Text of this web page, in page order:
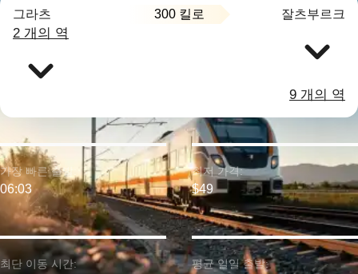
그라츠 300 킬로 잘츠부르크
2 개의 역
9 개의 역
최단 이동 시간:
가장 빠른 출발:
06:03
최저 가격:
$49
평균 일일 출발: